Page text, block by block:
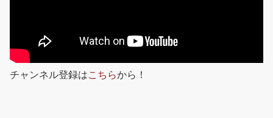
チャンネル登録はこちらから！